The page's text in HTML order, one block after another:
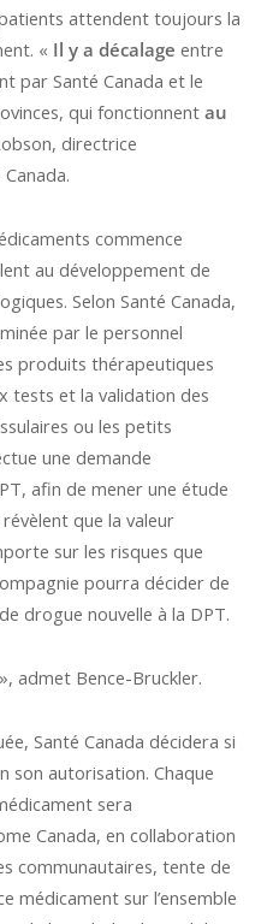
attendent toujours la
« Il y a décalage entre
par Santé Canada et le
qui fonctionnent au
directrice
commence
au développement de
Selon Santé Canada,
par le personnel
produits thérapeutiques
tests et la validation des
ou les petits
une demande
afin de mener une étude
révèlent que la valeur
sur les risques que
pourra décider de
drogue nouvelle à la DPT.
admet Bence-Bruckler.
Santé Canada décidera si
son autorisation. Chaque
sera
Canada, en collaboration
communautaires, tente de
médicament sur l’ensemble